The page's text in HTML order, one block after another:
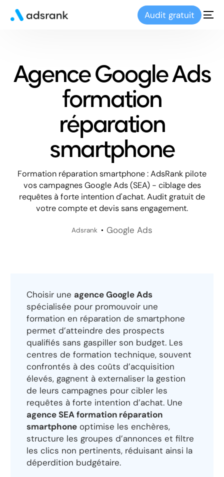
Audit gratuit
Agence Google Ads
formation
réparation
smartphone
Formation réparation smartphone : AdsRank pilote
vos campagnes Google Ads (SEA) - ciblage des
requêtes à forte intention d'achat. Audit gratuit de
votre compte et devis sans engagement.
Adsrank Google Ads
Choisir une agence Google Ads
spécialisée pour promouvoir une
formation en réparation de smartphone
permet d’atteindre des prospects
qualifiés sans gaspiller son budget. Les
centres de formation technique, souvent
confrontés à des coûts d’acquisition
élevés, gagnent à externaliser la gestion
de leurs campagnes pour cibler les
requêtes à forte intention d’achat. Une
agence SEA formation réparation
smartphone optimise les enchères,
structure les groupes d’annonces et filtre
les clics non pertinents, réduisant ainsi la
déperdition budgétaire.